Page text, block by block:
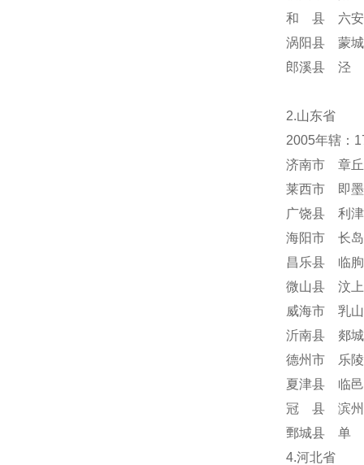
和 县 六
涡阳县 蒙
郎溪县 泾
2.山东省
2005年辖：
济南市 章
莱西市 即
广饶县 利
海阳市 长
昌乐县 临
微山县 汶
威海市 乳
沂南县 郯
德州市 乐
夏津县 临
冠 县 滨州
鄄城县 单
4.河北省